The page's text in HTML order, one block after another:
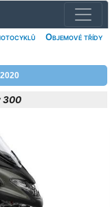
Objemové třídy
2020
300